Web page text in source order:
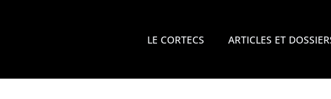
LE CORTECS ARTICLES ET